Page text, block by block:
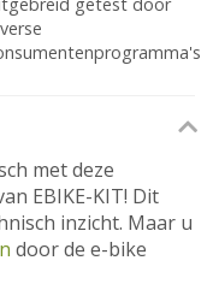
met deze
EBIKE-KIT! Dit
inzicht. Maar u
door de e-bike